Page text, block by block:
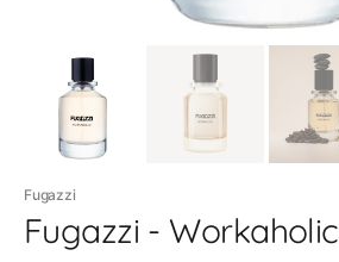
Fugazzi
Fugazzi - Workaholic